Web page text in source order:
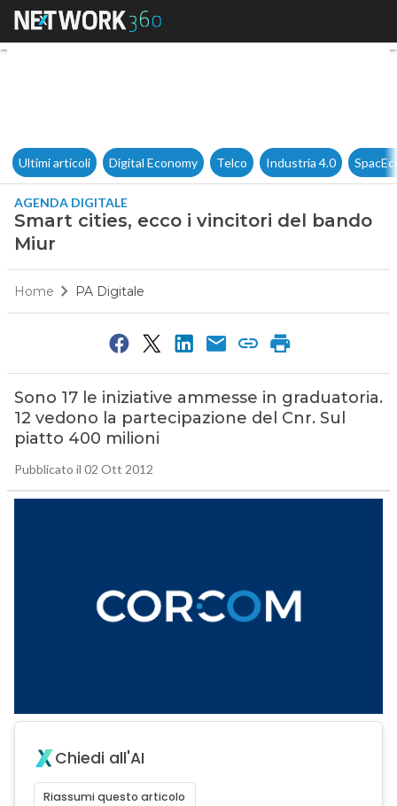
Smart cities, ecco i vincitori
Ultimi articoli Digital Economy Telco Industria 4.0
AGENDA DIGITALE
Smart cities, ecco i vincitori del bando
Miur
Home PA Digitale
Sono 17 le iniziative ammesse in graduatoria.
12 vedono la partecipazione del Cnr. Sul
piatto 400 milioni
Pubblicato il 02 Ott 2012
Chiedi all'AI
Riassumi questo articolo